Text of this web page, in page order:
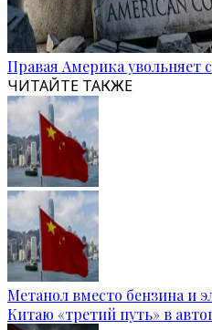
Правая Америка увольняет
ЧИТАЙТЕ ТАКЖЕ
Метанол вместо бензина и
Китаю «третий путь» в